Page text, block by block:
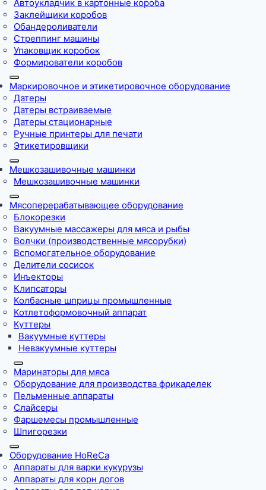
Автоукладчик в картонные короба
Заклейщики коробов
Обандероливатели
Стреппинг машины
Упаковщик коробок
Формирователи коробов
Маркировочное и этикетировочное оборудование
Датеры
Датеры встраиваемые
Датеры стационарные
Ручные принтеры для печати
Этикетировщики
Мешкозашивочные машинки
Мешкозашивочные машинки
Мясоперерабатывающее оборудование
Блокорезки
Вакуумные массажеры для мяса и рыбы
Волчки (производственные мясорубки)
Вспомогательное оборудование
Делители сосисок
Инъекторы
Клипсаторы
Колбасные шприцы промышленные
Котлетоформовочный аппарат
Куттеры
Вакуумные куттеры
Невакуумные куттеры
Маринаторы для мяса
Оборудование для производства фрикаделек
Пельменные аппараты
Слайсеры
Фаршемесы промышленные
Шпигорезки
Оборудование HoReCa
Аппараты для варки кукурузы
Аппараты для корн догов